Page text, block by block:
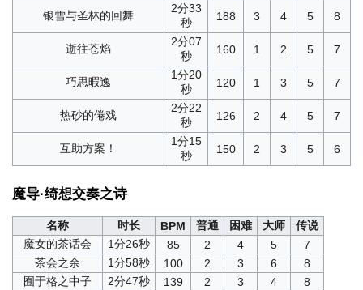
银雪与圣林的回舞
2分33
秒
188 3 4 5 8
逝往苍焰
2分07
秒
160 1 2 5 7
巧思暇逸
1分20
秒
120 1 3 5 7
热砂的倦戏
2分22
秒
126 2 4 5 7
互助方案！
1分15
秒
150 2 3 5 6
魔导·绮想交奏之诗
名称 时长 BPM 普通 困难 大师
传说
魔女的茶话会
1分26秒 85 2 4 5
7
茶会之余
1分58秒 100 2 3 6
8
囿于格之中子
2分47秒 139 2 3 4
8